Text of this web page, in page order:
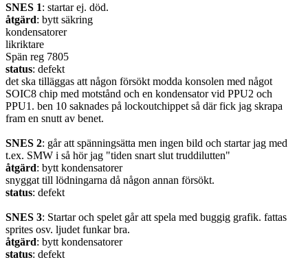
SNES 1: startar ej. död.
åtgärd: bytt säkring
kondensatorer
likriktare
Spän reg 7805
status: defekt
det ska tilläggas att någon försökt modda konsolen med något
SOIC8 chip med motstånd och en kondensator vid PPU2 och
PPU1. ben 10 saknades på lockoutchippet så där fick jag skrapa
fram en snutt av benet.
SNES 2: går att spänningsätta men ingen bild och startar jag med
t.ex. SMW i så hör jag "tiden snart slut truddilutten"
åtgärd: bytt kondensatorer
snyggat till lödningarna då någon annan försökt.
status: defekt
SNES 3: Startar och spelet går att spela med buggig grafik. fattas
sprites osv. ljudet funkar bra.
åtgärd: bytt kondensatorer
status: defekt